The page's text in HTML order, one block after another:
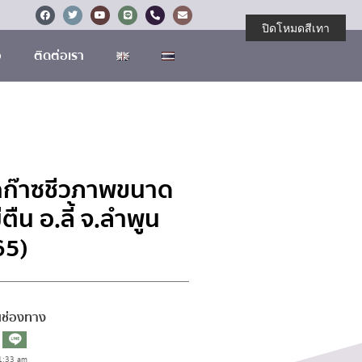
ติดต่อเรา
าซชีวภาพขนาด
น อ.ลี้ จ.ลำพูน
องทาง
ปิดโหมดสีเทา